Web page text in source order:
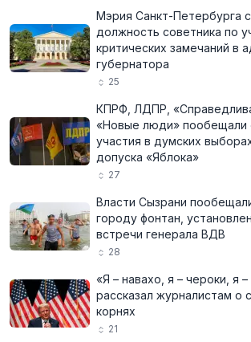
Мэрия Санкт-Петербурга
должность советника по
критических замечаний в
губернатора
25
КПРФ, ЛДПР,
«Новые люди» пообещали
участия в думских
допуска «Яблока»
27
Власти Сызрани
городу фонтан,
встречи генерала ВДВ
28
«Я – навахо, я – чероки, я
рассказал журналистам о
корнях
21